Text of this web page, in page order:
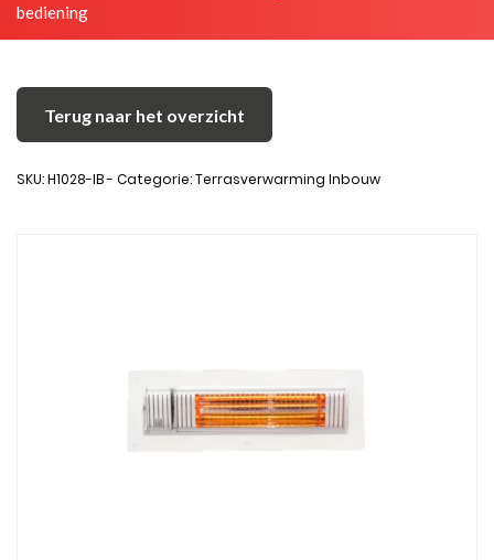
bediening
Terug naar het overzicht
SKU: H1028-IB - Categorie: Terrasverwarming Inbouw